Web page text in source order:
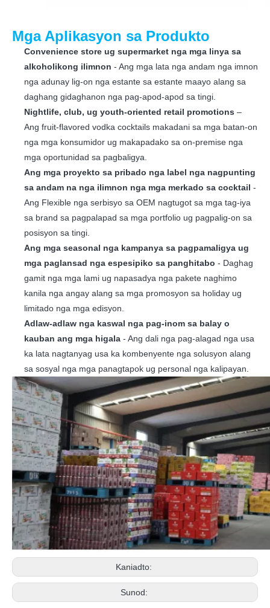
Mga Aplikasyon sa Produkto
Convenience store ug supermarket nga mga linya sa
alkoholikong ilimnon - Ang mga lata nga andam nga imnon
nga adunay lig-on nga estante sa estante maayo alang sa
daghang gidaghanon nga pag-apod-apod sa tingi.
Nightlife, club, ug youth-oriented retail promotions –
Ang fruit-flavored vodka cocktails makadani sa mga batan-on
nga mga konsumidor ug makapadako sa on-premise nga
mga oportunidad sa pagbaligya.
Ang mga proyekto sa pribado nga label nga nagpunting
sa andam na nga ilimnon nga mga merkado sa cocktail -
Ang Flexible nga serbisyo sa OEM nagtugot sa mga tag-iya
sa brand sa pagpalapad sa mga portfolio ug pagpalig-on sa
posisyon sa tingi.
Ang mga seasonal nga kampanya sa pagpamaligya ug
mga paglansad nga espesipiko sa panghitabo - Daghag
gamit nga mga lami ug napasadya nga pakete naghimo
kanila nga angay alang sa mga promosyon sa holiday ug
limitado nga mga edisyon.
Adlaw-adlaw nga kaswal nga pag-inom sa balay o
kauban ang mga higala - Ang dali nga pag-alagad nga usa
ka lata nagtanyag usa ka kombenyente nga solusyon alang
sa sosyal nga mga panagtapok ug personal nga kalipayan.
Kaniadto:
Sunod: